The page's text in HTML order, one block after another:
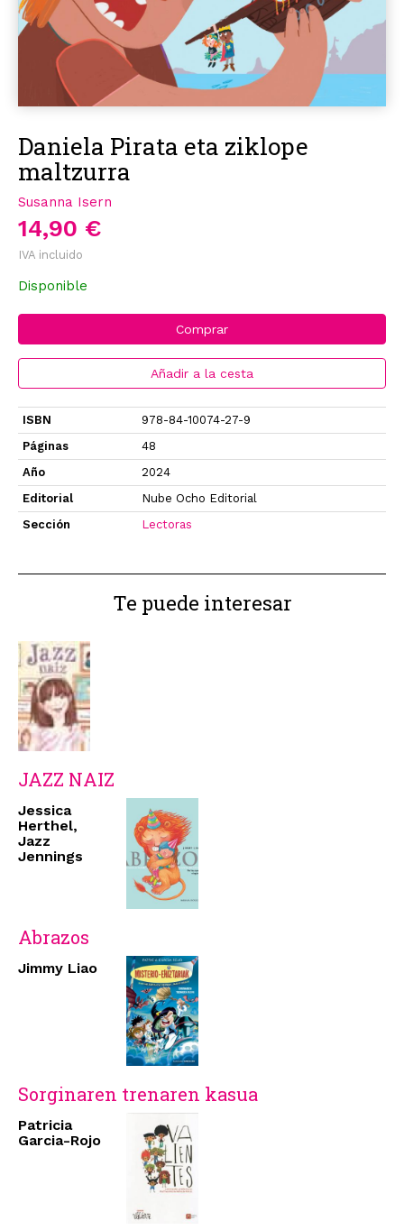
Daniela Pirata eta ziklope
maltzurra
Susanna Isern
14,90 €
IVA incluido
Disponible
Comprar
Añadir a la cesta
ISBN
978-84-10074-27-9
Páginas
48
Año
2024
Editorial
Nube Ocho Editorial
Sección
Lectoras
Te puede interesar
JAZZ NAIZ
Jessica
Herthel,
Jazz
Jennings
Abrazos
Jimmy Liao
Sorginaren trenaren kasua
Patricia
Garcia-Rojo